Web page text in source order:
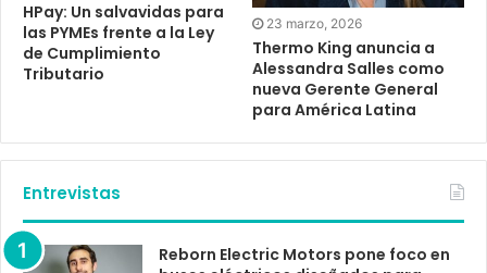
HPay: Un salvavidas para
las PYMEs frente a la Ley
de Cumplimiento
Tributario
23 marzo, 2026
Thermo King anuncia a
Alessandra Salles como
nueva Gerente General
para América Latina
Entrevistas
Reborn Electric Motors pone foco en